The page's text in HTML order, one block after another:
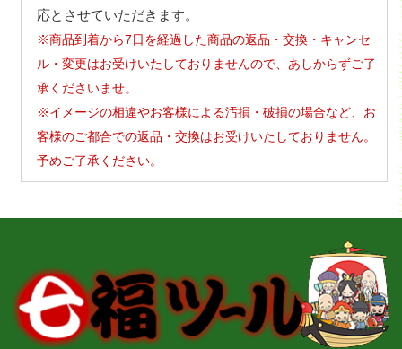
応とさせていただきます。
※商品到着から7日を経過した商品の返品・交換・キャンセ
ル・変更はお受けいたしておりませんので、あしからずご了
承くださいませ。
※イメージの相違やお客様による汚損・破損の場合など、お
客様のご都合での返品・交換はお受けいたしておりません。
予めご了承ください。